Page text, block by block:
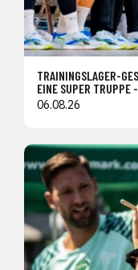
TRAININGSLAGER-
EINE SUPER TRUPPE
06.08.26